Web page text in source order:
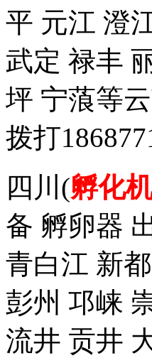
平 元江 澄
武定 禄丰
坪 宁蒗等
拨打
四川(孵化
备 孵卵器
青白江 新
彭州 邛崃
流井 贡井